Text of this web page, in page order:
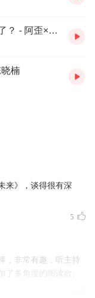
读库插话会 | 什么？这一年就这么过去了？ - 阿歪×高清×佳琦×晟钧
楠
来》，谈得很有深
5
，非常有趣，听主持
了多角度的阅读欲。